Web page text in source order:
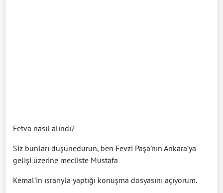
Fetva nasıl alındı?
Siz bunları düşünedurun, ben Fevzi Paşa’nın Ankara’ya
gelişi üzerine mecliste Mustafa
Kemal’in ısrarıyla yaptığı konuşma dosyasını açıyorum.